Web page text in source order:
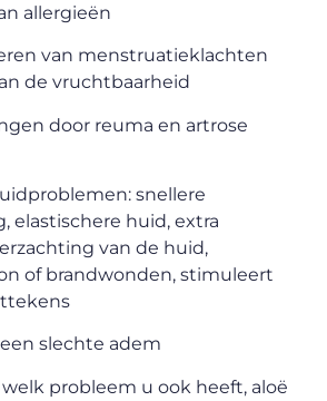
allergieën
van menstruatieklachten
de vruchtbaarheid
door reuma en artrose
snellere
elastischere huid, extra
van de huid,
of brandwonden, stimuleert
slechte adem
probleem u ook heeft, aloë